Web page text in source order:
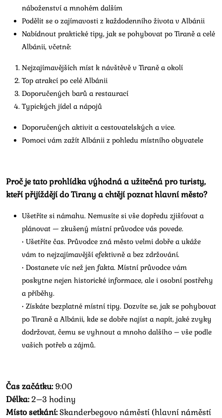
náboženství a mnohém dalším
Podělit se o zajímavosti z každodenního života v Albánii
Nabídnout praktické tipy, jak se pohybovat po Tiraně a celé
Albánii, včetně:
Nejzajímavějších míst k návštěvě v Tiraně a okolí
Top atrakcí po celé Albánii
Doporučených barů a restaurací
Typických jídel a nápojů
Doporučených aktivit a cestovatelských a vice.
Pomoci vám zažít Albánii z pohledu místního obyvatele
Proč je tato prohlídka výhodná a užitečná pro turisty,
kteří přijíždějí do Tirany a chtějí poznat hlavní město?
Ušetříte si námahu. Nemusíte si vše dopředu zjišťovat a
plánovat — zkušený místní průvodce vás povede.
• Ušetříte čas. Průvodce zná město velmi dobře a ukáže
vám to nejzajímavější efektivně a bez zdržování.
• Dostanete víc než jen fakta. Místní průvodce vám
poskytne nejen historické informace, ale i osobní postřehy
a příběhy.
• Získáte bezplatné místní tipy. Dozvíte se, jak se pohybovat
po Tiraně a Albánii, kde se dobře najíst a napít, jaké zvyky
dodržovat, čemu se vyhnout a mnoho dalšího – vše podle
vašich potřeb a zájmů.
Čas začátku: 9:00
Délka:2–3 hodiny
Místo setkání:Skanderbegovo náměstí (hlavní náměstí